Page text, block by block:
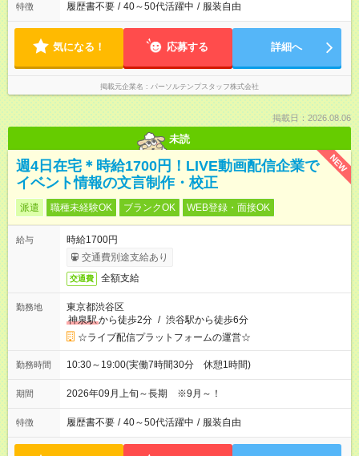
特徴 履歴書不要 / 40～50代活躍中 / 服装自由
気になる！ 応募する 詳細へ
掲載元企業名 パーソルテンプスタッフ株式会社
掲載日：2026.08.06
未読
NEW
週4日在宅＊時給1700円！LIVE動画配信企業で
イベント情報の文言制作・校正
派遣 職種未経験OK ブランクOK WEB登録・面接OK
給与
時給1700円
交通費別途支給あり
交通費 全額支給
勤務地
東京都渋谷区
神泉駅から徒歩2分 / 渋谷駅から徒歩6分
☆ライブ配信プラットフォームの運営☆
勤務時間 10:30～19:00(実働7時間30分 休憩1時間)
期間 2026年09月上旬～長期 ※9月～！
特徴 履歴書不要 / 40～50代活躍中 / 服装自由